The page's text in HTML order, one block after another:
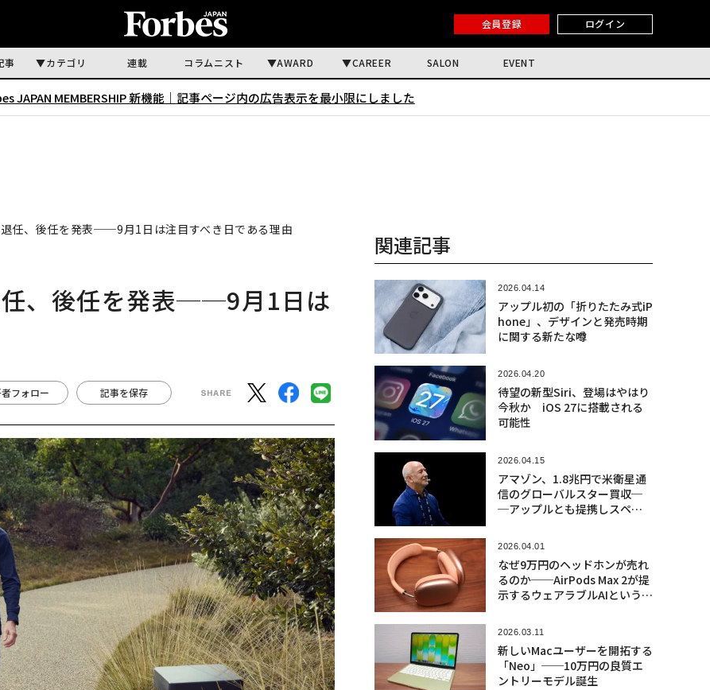
会員登録 ログイン
事 カテゴリ 連載 コラムニスト AWARD CAREER SALON EVENT
JAPAN MEMBERSHIP 新機能｜ 記事ページ内の広告表示を最小限にしました
任、後任を発表──9月1日は注目すべき日である理由
任、後任を発表──9月1日は
フォロー 記事を保存
関連記事
2026.04.14
アップル初の「折りたたみ式iP
hone」、デザインと発売時期
に関する新たな噂
2026.04.20
待望の新型Siri、登場はやはり
今秋か iOS 27に搭載される
可能性
2026.04.15
アマゾン、1.8兆円で米衛星通
信のグローバルスター買収─
─アップルとも提携しスペー
2026.04.01
なぜ9万円のヘッドホンが売れ
るのか──AirPods Max 2が提
示するウェアラブルAIという新
2026.03.11
新しいMacユーザーを開拓する
「Neo」──10万円の良質エ
ントリーモデル誕生